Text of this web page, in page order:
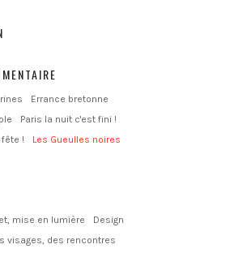
Errance bretonne
Paris la nuit c'est fini !
fête !
Les Gueulles noires
mise en lumière
Design
visages, des rencontres